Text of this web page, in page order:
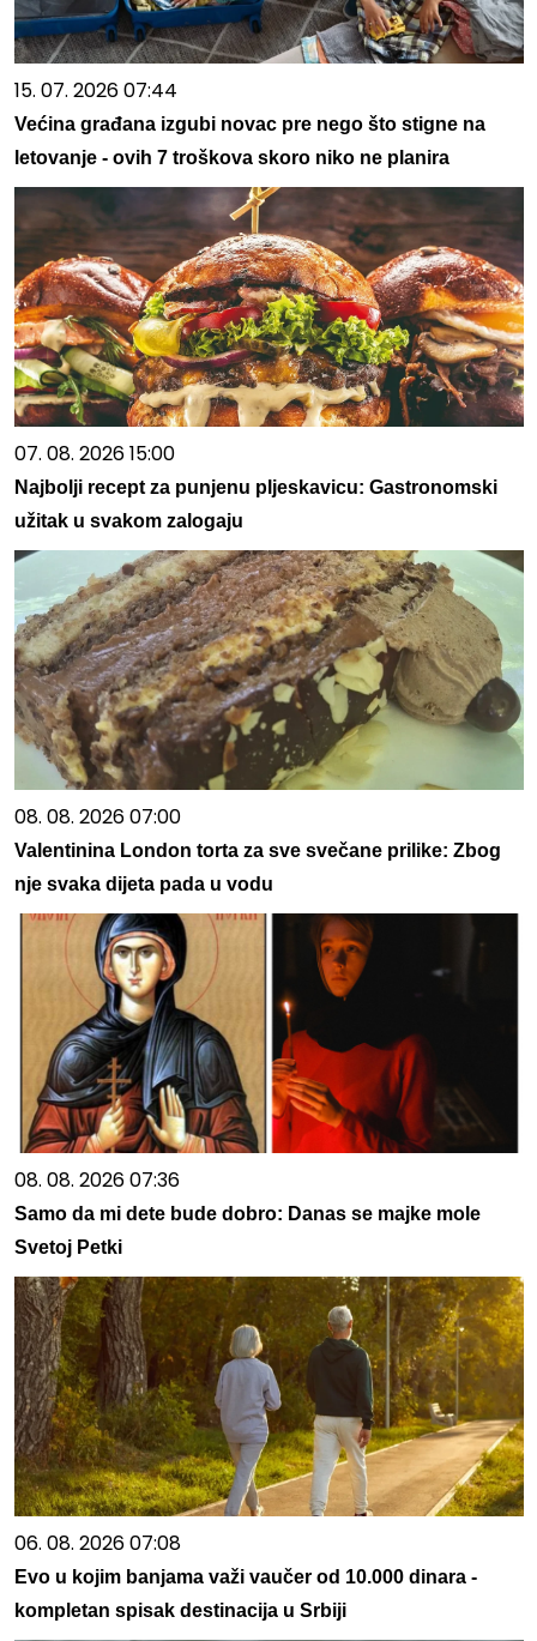
15. 07. 2026 07:44
Većina građana izgubi novac pre nego što stigne na
letovanje - ovih 7 troškova skoro niko ne planira
07. 08. 2026 15:00
Najbolji recept za punjenu pljeskavicu: Gastronomski
užitak u svakom zalogaju
08. 08. 2026 07:00
Valentinina London torta za sve svečane prilike: Zbog
nje svaka dijeta pada u vodu
08. 08. 2026 07:36
Samo da mi dete bude dobro: Danas se majke mole
Svetoj Petki
06. 08. 2026 07:08
Evo u kojim banjama važi vaučer od 10.000 dinara -
kompletan spisak destinacija u Srbiji